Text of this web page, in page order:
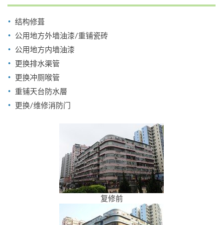
结构修葺
公用地方外墙油漆/重铺瓷砖
公用地方内墙油漆
更换排水渠管
更换冲厕喉管
重铺天台防水層
更换/维修消防门
复修前